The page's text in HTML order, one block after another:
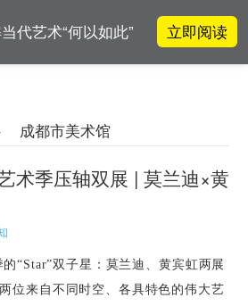
代艺术“何以如此” 立即阅读
媒介具象化精神世
参与构建上海艺术生
成都市美术馆
术季压轴双展 | 莫兰迪×黄
“Star”双子星：莫兰迪、黄宾虹两展
位来自不同时空、各具特色的伟大艺